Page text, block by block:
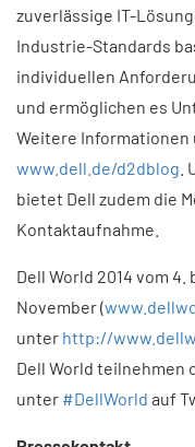
zuverlässige IT-
Industrie-Standards
individuellen
und ermöglichen es
Weitere Informatio­nen
www.dell.de/d2dblog
bietet Dell zudem die
Kontaktaufnahme.
Dell World 2014 vom 4.
November (
unter http://
Dell World teilnehmen
unter #DellWorld auf